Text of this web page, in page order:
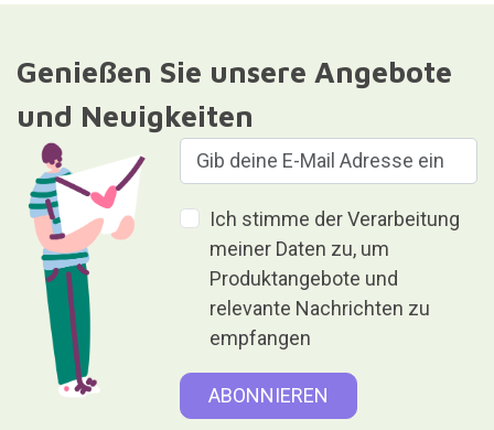
Genießen Sie unsere Angebote
und Neuigkeiten
Ich stimme der Verarbeitung
meiner Daten zu, um
Produktangebote und
relevante Nachrichten zu
empfangen